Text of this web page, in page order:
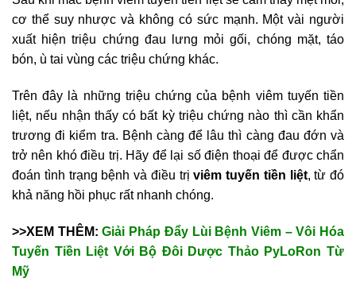
cơ thể suy nhược và không có sức mạnh. Một vài người
xuất hiện triệu chứng đau lưng mỏi gối, chóng mặt, táo
bón, ù tai vùng các triệu chứng khác.
Trên đây là những triệu chứng của bệnh viêm tuyến tiền
liệt, nếu nhận thấy có bất kỳ triệu chứng nào thì cần khẩn
trương đi kiểm tra. Bệnh càng để lâu thì càng đau đớn và
trở nên khó điều trị. Hãy để lại số điện thoại để được chẩn
đoán tình trạng bệnh và điều trịviêm tuyến tiền liệt, từ đó
khả năng hồi phục rất nhanh chóng.
>>XEM THÊM:Giải Pháp Đẩy Lùi Bệnh Viêm – Vôi Hóa
Tuyến Tiền Liệt Với Bộ Đôi Dược Thảo PyLoRon Từ
Mỹ